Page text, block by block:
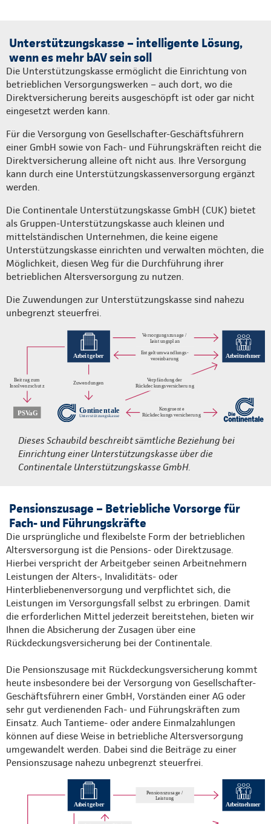
Unterstützungskasse – intelligente Lösung,
wenn es mehr bAV sein soll
Die Unterstützungskasse ermöglicht die Einrichtung von
betrieblichen Versorgungswerken – auch dort, wo die
Direktversicherung bereits ausgeschöpft ist oder gar nicht
eingesetzt werden kann.
Für die Versorgung von Gesellschafter-Geschäftsführern
einer GmbH sowie von Fach- und Führungskräften reicht die
Direktversicherung alleine oft nicht aus. Ihre Versorgung
kann durch eine Unterstützungskassenversorgung ergänzt
werden.
Die Continentale Unterstützungskasse GmbH (CUK) bietet
als Gruppen-Unterstützungskasse auch kleinen und
mittelständischen Unternehmen, die keine eigene
Unterstützungskasse einrichten und verwalten möchten, die
Möglichkeit, diesen Weg für die Durchführung ihrer
betrieblichen Altersversorgung zu nutzen.
Die Zuwendungen zur Unterstützungskasse sind nahezu
unbegrenzt steuerfrei.
Dieses Schaubild beschreibt sämtliche Beziehung bei
Einrichtung einer Unterstützungskasse über die
Continentale Unterstützungskasse GmbH.
Pensionszusage – Betriebliche Vorsorge für
Fach- und Führungskräfte
Die ursprüngliche und flexibelste Form der betrieblichen
Altersversorgung ist die Pensions- oder Direktzusage.
Hierbei verspricht der Arbeitgeber seinen Arbeitnehmern
Leistungen der Alters-, Invaliditäts- oder
Hinterbliebenenversorgung und verpflichtet sich, die
Leistungen im Versorgungsfall selbst zu erbringen. Damit
die erforderlichen Mittel jederzeit bereitstehen, bieten wir
Ihnen die Absicherung der Zusagen über eine
Rückdeckungsversicherung bei der Continentale.
Die Pensionszusage mit Rückdeckungsversicherung kommt
heute insbesondere bei der Versorgung von Gesellschafter-
Geschäftsführern einer GmbH, Vorständen einer AG oder
sehr gut verdienenden Fach- und Führungskräften zum
Einsatz. Auch Tantieme- oder andere Einmalzahlungen
können auf diese Weise in betriebliche Altersversorgung
umgewandelt werden. Dabei sind die Beiträge zu einer
Pensionszusage nahezu unbegrenzt steuerfrei.